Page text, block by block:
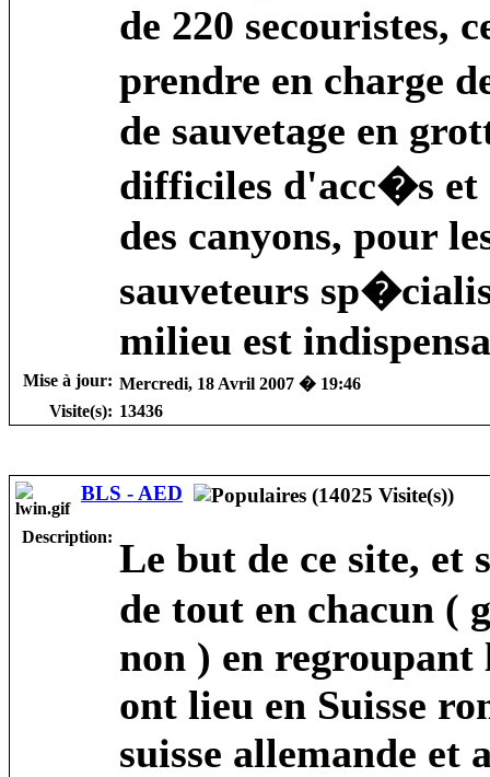
de 220 secouristes,
prendre en charge
de sauvetage en
difficiles d'acc�s et
des canyons, pour
sauveteurs
milieu est
Mise à jour: Mercredi, 18 Avril 2007 � 19:46
Visite(s): 13436
BLS - AED
Description: Le but de ce site,
de tout en chacun (
non ) en
ont lieu en Suisse
suisse allemande et